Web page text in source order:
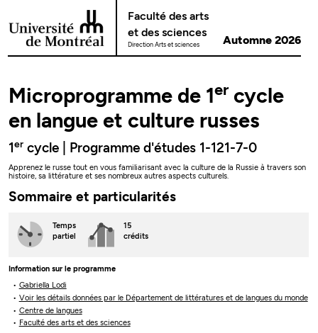
Passer au contenu
Faculté des arts
et des sciences
Direction Arts et sciences Automne 2026
Microprogramme de 1er cycle
en langue et culture russes
1er cycle | Programme d'études 1-121-7-0
Apprenez le russe tout en vous familiarisant avec la culture de la Russie à travers son
histoire, sa littérature et ses nombreux autres aspects culturels.
Sommaire et particularités
Temps
partiel
15
crédits
Information sur le programme
Gabriella Lodi
Voir les détails données par le Département de littératures et de langues du monde
Centre de langues
Faculté des arts et des sciences